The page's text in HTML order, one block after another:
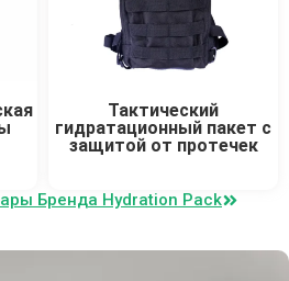
Тактический
гидратационный пакет с
защитой от протечек
Бренда Hydration Pack